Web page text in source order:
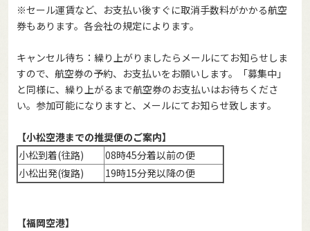
※セール運賃など、お支払い後すぐに取消手数料がかかる航空
券もあります。各会社の規定によります。
キャンセル待ち：繰り上がりましたらメールにてお知らせしま
すので、航空券の予約、お支払いをお願いします。「募集中」
と同様に、繰り上がるまで航空券のお支払いはお待ちくださ
い。参加可能になりますと、メールにてお知らせ致します。
【小松空港までの推奨便のご案内】
小松到着(往路)
08時45分着以前の便
小松出発(復路)
19時15分発以降の便
【福岡空港】